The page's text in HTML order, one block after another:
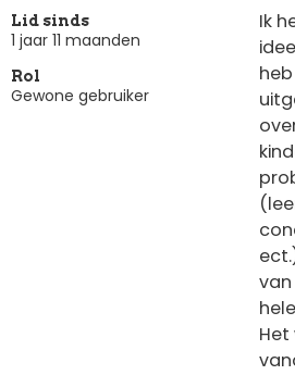
Lid sinds
1 jaar 11 maanden
Rol
Gewone gebruiker
Ik
van